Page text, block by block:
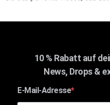
10 % Rabatt auf
News, Drops &
E-Mail-Adresse